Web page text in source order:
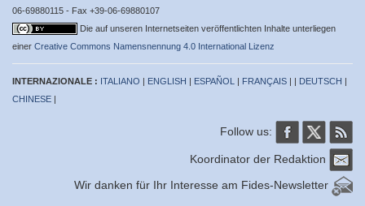
06-69880115 - Fax +39-06-69880107
Die auf unseren Internetseiten veröffentlichten Inhalte unterliegen
einer Creative Commons Namensnennung 4.0 International Lizenz
INTERNAZIONALE : ITALIANO | ENGLISH | ESPAÑOL | FRANÇAIS | | DEUTSCH |
CHINESE |
Follow us:
Koordinator der Redaktion
Wir danken für Ihr Interesse am Fides-Newsletter